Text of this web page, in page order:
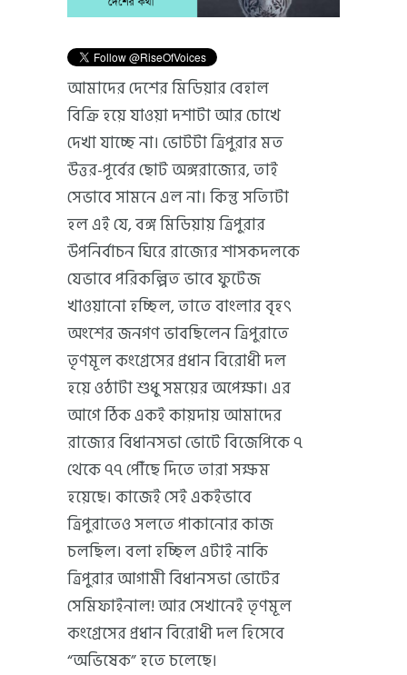
আমাদের দেশের মিডিয়ার বেহাল
বিক্রি হয়ে যাওয়া দশাটা আর চোখে
দেখা যাচ্ছে না। ভোটটা ত্রিপুরার মত
উত্তর-পূর্বের ছোট অঙ্গরাজ্যের, তাই
সেভাবে সামনে এল না। কিন্তু সত্যিটা
হল এই যে, বঙ্গ মিডিয়ায় ত্রিপুরার
উপনির্বাচন ঘিরে রাজ্যের শাসকদলকে
যেভাবে পরিকল্পিত ভাবে ফুটেজ
খাওয়ানো হচ্ছিল, তাতে বাংলার বৃহৎ
অংশের জনগণ ভাবছিলেন ত্রিপুরাতে
তৃণমূল কংগ্রেসের প্রধান বিরোধী দল
হয়ে ওঠাটা শুধু সময়ের অপেক্ষা। এর
আগে ঠিক একই কায়দায় আমাদের
রাজ্যের বিধানসভা ভোটে বিজেপিকে ৭
থেকে ৭৭ পৌঁছে দিতে তারা সক্ষম
হয়েছে। কাজেই সেই একইভাবে
ত্রিপুরাতেও সলতে পাকানোর কাজ
চলছিল। বলা হচ্ছিল এটাই নাকি
ত্রিপুরার আগামী বিধানসভা ভোটের
সেমিফাইনাল! আর সেখানেই তৃণমূল
কংগ্রেসের প্রধান বিরোধী দল হিসেবে
“অভিষেক” হতে চলেছে।